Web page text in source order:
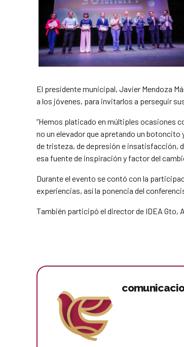
El presidente municipal, Javier Mendoza
a los jóvenes, para invitarlos a perseguir
“Hemos platicado en múltiples ocasiones
no un elevador que apretando un
de tristeza, de depresión e insatisfacción,
esa fuente de inspiración y factor del
Durante el evento se contó con la
experiencias, así la ponencia del
También participó el director de IDEA Gto,